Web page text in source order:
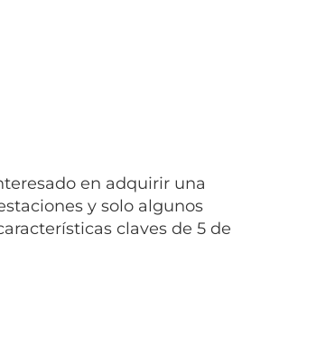
en adquirir una
y solo algunos
claves de 5 de